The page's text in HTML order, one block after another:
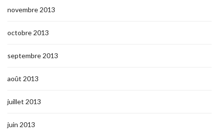
novembre 2013
octobre 2013
septembre 2013
août 2013
juillet 2013
juin 2013